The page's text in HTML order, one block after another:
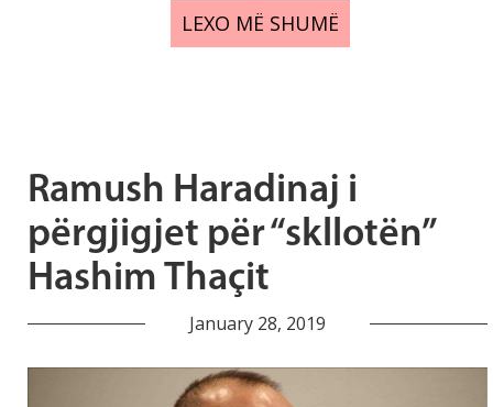
LEXO MË SHUMË
Ramush Haradinaj i
përgjigjet për “skllotën”
Hashim Thaçit
January 28, 2019